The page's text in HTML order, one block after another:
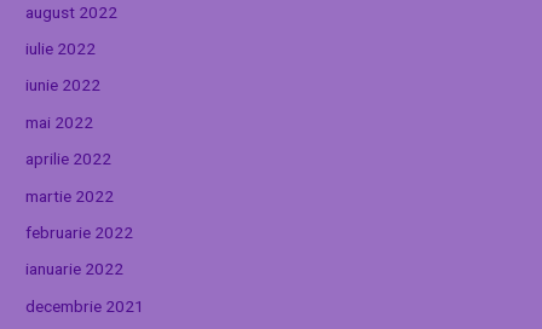
august 2022
iulie 2022
iunie 2022
mai 2022
aprilie 2022
martie 2022
februarie 2022
ianuarie 2022
decembrie 2021